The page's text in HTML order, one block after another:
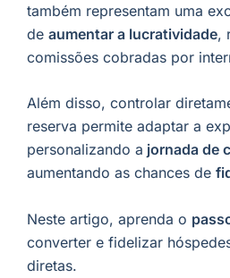
também representam uma
de aumentar a lucratividade,
comissões cobradas por
Além disso, controlar
reserva permite adaptar a
personalizando a jornada de
aumentando as chances de
Neste artigo, aprenda o
converter e fidelizar
diretas.